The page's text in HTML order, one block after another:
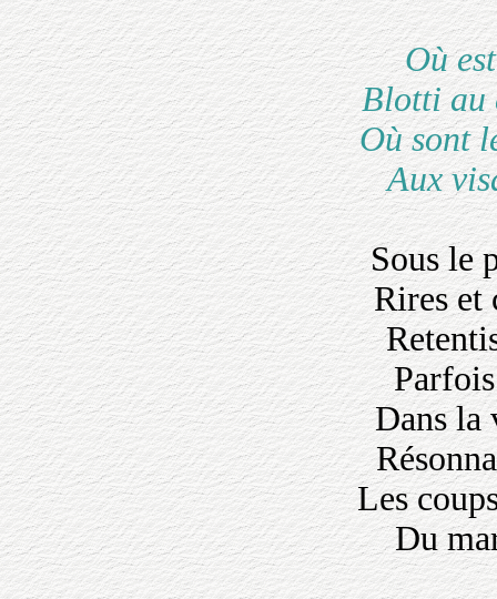
Où
Blotti au
Où sont
Aux
Sous le
Rires et
Dans la
Les
Du